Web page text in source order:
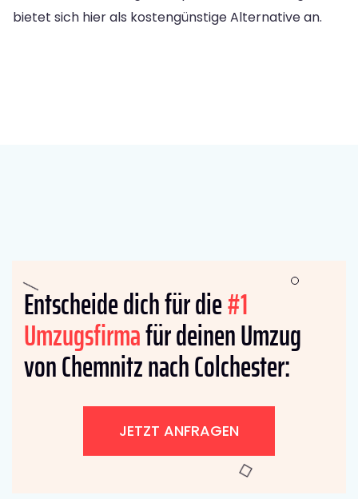
bietet sich hier als kostengünstige Alternative an.
Entscheide dich für die#1
Umzugsfirmafür deinen Umzug
von Chemnitz nach Colchester:
JETZT ANFRAGEN